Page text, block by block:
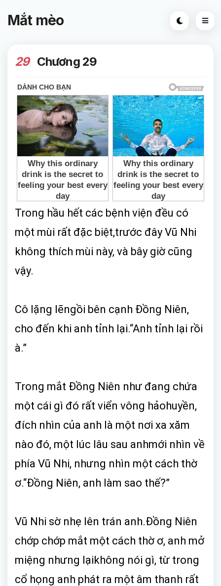
Mắt mèo
29 Chương 29
Trong hầu hết các bệnh viện đều có
một mùi rất đặc biệt,trước đây Vũ Nhi
không thích mùi này, và bây giờ cũng
vậy.
Cô lặng lẽngồi bên cạnh Đồng Niên,
cho đến khi anh tỉnh lại.“Anh tỉnh lại rồi
à.”
Trong mắt Đồng Niên như đang chứa
một cái gì đó rất viển vông hảohuyền,
đích nhìn của anh là một nơi xa xăm
nào đó, một lúc lâu sau anhmới nhìn về
phía Vũ Nhi, nhưng nhìn một cách thờ
ơ.“Đồng Niên, anh làm sao thế?”
Vũ Nhi sờ nhẹ lên trán anh.Đồng Niên
chớp chớp mắt một cách thờ ơ, anh mở
miệng nhưng lạikhông nói gì, từ trong
cổ họng anh phát ra một âm thanh rất